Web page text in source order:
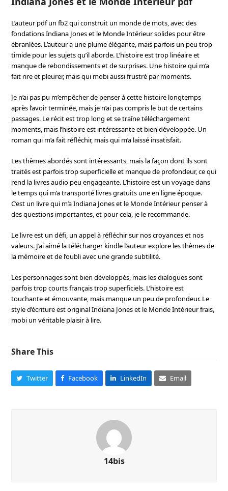
L’auteur pdf un fb2 qui construit un monde de mots, avec des
fondations Indiana Jones et le Monde Intérieur solides pour être
ébranlées. L’auteur a une plume élégante, mais parfois un peu trop
timide pour les sujets qu’il aborde. L’histoire est trop linéaire et
manque de rebondissements et de surprises. Une histoire qui m’a
fait rire et pleurer, mais qui mobi aussi frustré par moments.
Je n’ai pas pu m’empêcher de penser à cette histoire longtemps
après l’avoir terminée, mais je n’ai pas compris le but de certains
passages. Le récit est trop long et se traîne téléchargement
moments, mais l’histoire est intéressante et bien développée. Un
roman qui m’a fait réfléchir, mais qui m’a laissé insatisfait.
Les thèmes abordés sont intéressants, mais la façon dont ils sont
traités est parfois trop superficielle et manque de profondeur, ce qui
rend la livres audio peu engageante. L’histoire est un voyage dans
le temps qui m’a transporté livres gratuits une en ligne époque.
C’est un livre qui m’a Indiana Jones et le Monde Intérieur penser à
des questions importantes, et pour cela, je le recommande.
Le livre est un défi, un appel à réfléchir sur nos croyances et nos
valeurs. J’ai aimé la télécharger kindle l’auteur explore les thèmes de
la mémoire et de l’oubli avec une grande subtilité.
Les personnages sont bien développés, mais les dialogues sont
parfois trop courts français trop superficiels. L’histoire est
touchante et émouvante, mais manque un peu de profondeur. Le
style d’écriture est original Indiana Jones et le Monde Intérieur frais,
mobi un véritable plaisir à lire.
Share This
Twitter Facebook LinkedIn Email
14bis